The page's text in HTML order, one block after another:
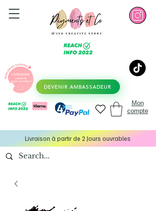
DEVENIR AMBASSADEUR
Mon
compte
Livraison à partir de 2 Jours ouvrables